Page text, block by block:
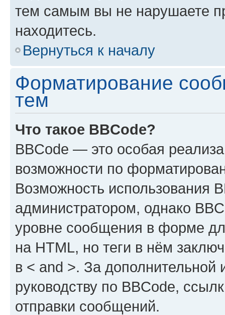
тем самым вы не нарушаете
находитесь.
Вернуться к началу
Форматирование
тем
Что такое BBCode?
BBCode — это особая
возможности по
Возможность использования
администратором, однако
уровне сообщения в форме
на HTML, но теги в нём
в < and >. За
руководству по BBCode,
отправки сообщений.